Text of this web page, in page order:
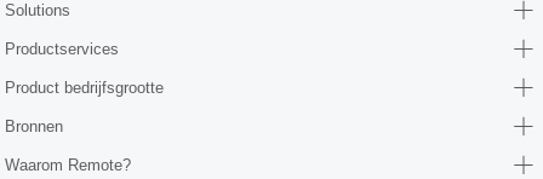
Solutions
Productservices
Product bedrijfsgrootte
Bronnen
Waarom Remote?